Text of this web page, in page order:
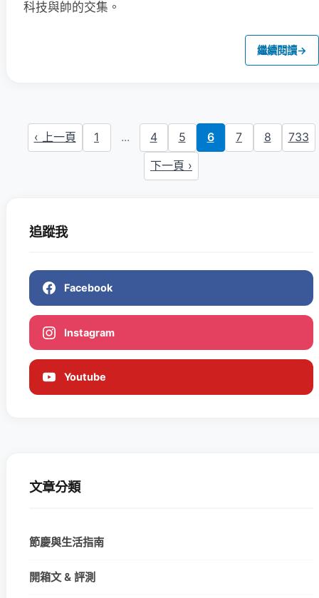
科技與帥的交集。
繼續閱讀→
‹ 上一頁 1 ... 4 5 6 7 8
733
下一頁 ›
追蹤我
Facebook
Instagram
Youtube
文章分類
節慶與生活指南
開箱文 & 評測